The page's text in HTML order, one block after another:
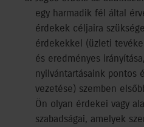
egy harmadik fél által
érdekek céljaira
érdekekkel (üzleti
és eredményes
nyilvántartásaink pontos
vezetése) szemben
Ön olyan érdekei vagy
szabadságai, amelyek